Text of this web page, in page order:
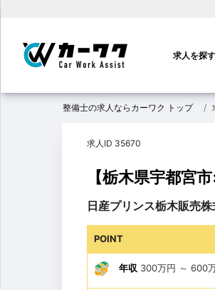
ン
ビ
ゲ
ン
求人を探す
整備士の求人ならカーワク トップ
求人ID 35670
【栃木県宇都宮
日産プリンス栃木販売
POINT
年収 300万円 ～ 600